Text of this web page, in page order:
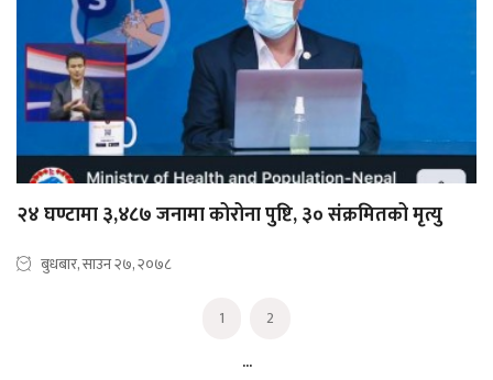
२४ घण्टामा ३,४८७ जनामा कोरोना पुष्टि, ३० संक्रमितको मृत्यु
बुधबार, साउन २७, २०७८
1 2
...